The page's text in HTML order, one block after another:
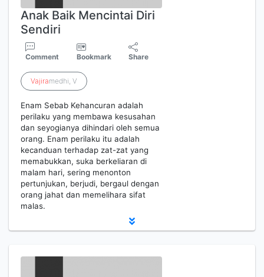
Anak Baik Mencintai Diri
Sendiri
Comment Bookmark Share
Vajiramedhi, V
Enam Sebab Kehancuran adalah
perilaku yang membawa kesusahan
dan seyogianya dihindari oleh semua
orang. Enam perilaku itu adalah
kecanduan terhadap zat-zat yang
memabukkan, suka berkeliaran di
malam hari, sering menonton
pertunjukan, berjudi, bergaul dengan
orang jahat dan memelihara sifat
malas.